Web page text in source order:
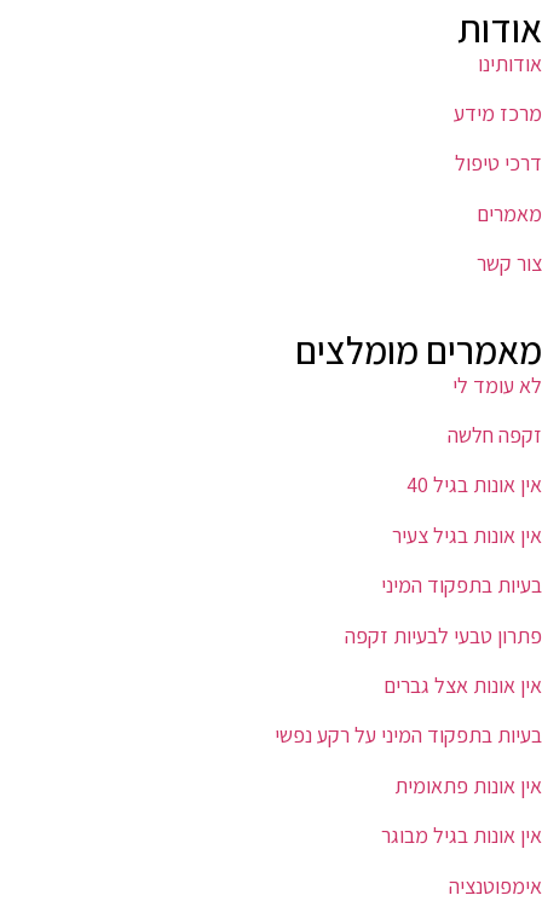
אודות
אודותינו
מרכז מידע
דרכי טיפול
מאמרים
צור קשר
מאמרים מומלצים
לא עומד לי
זקפה חלשה
אין אונות בגיל 40
אין אונות בגיל צעיר
בעיות בתפקוד המיני
פתרון טבעי לבעיות זקפה
אין אונות אצל גברים
בעיות בתפקוד המיני על רקע נפשי
אין אונות פתאומית
אין אונות בגיל מבוגר
אימפוטנציה